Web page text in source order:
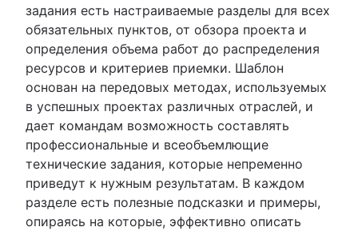
задания есть настраиваемые разделы для всех
обязательных пунктов, от обзора проекта и
определения объема работ до распределения
ресурсов и критериев приемки. Шаблон
основан на передовых методах, используемых
в успешных проектах различных отраслей, и
дает командам возможность составлять
профессиональные и всеобъемлющие
технические задания, которые непременно
приведут к нужным результатам. В каждом
разделе есть полезные подсказки и примеры,
опираясь на которые, эффективно описать